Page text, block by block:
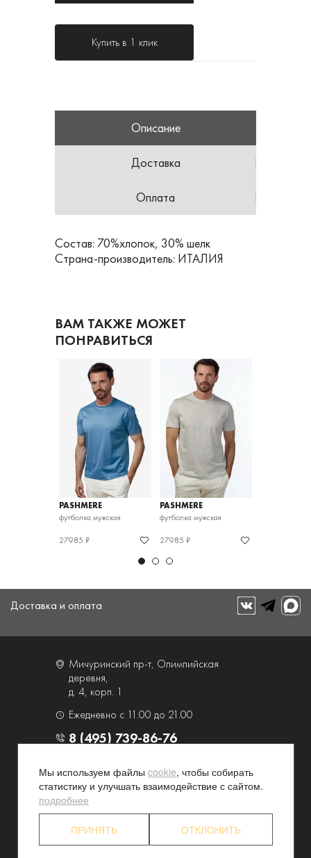
Купить в 1 клик
Описание
Доставка
Оплата
Состав: 70%хлопок, 30% шелк
Страна-производитель: ИТАЛИЯ
ВАМ ТАКЖЕ МОЖЕТ
ПОНРАВИТЬСЯ
PASHMERE
футболка мужская
27985 ₽
PASHMERE
футболка мужская
27985 ₽
Доставка и оплата
Мичуринский пр-т, Олимпийская
деревня,
д. 4, корп. 1
Ежедневно с 11.00 до 21.00
8 (495) 739-86-76
О компании
Услуги
Контакты и схема проезда
Наши преимущества
Партнерские программы
Конфиденциальность
Акционерам
Мы используем файлы cookie, чтобы собирать
статистику и улучшать взаимодействие с сайтом.
подробнее
ПРИНЯТЬ ОТКЛОНИТЬ